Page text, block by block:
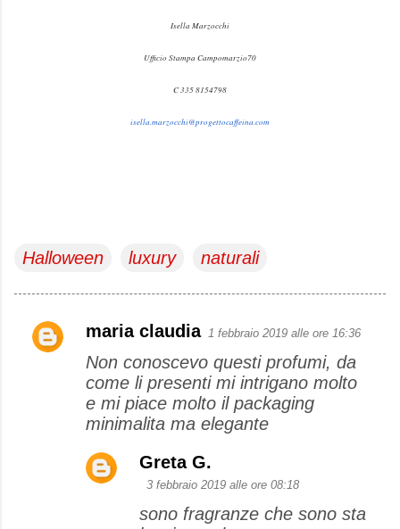
Isella Marzocchi
Ufficio Stampa Campomarzio70
C 335 8154798
isella.marzocchi@progettocaffeina.com
Halloween luxury naturali
C
maria claudia 1 febbraio 2019 alle ore 16:36
Non conoscevo questi profumi, da
come li presenti mi intrigano molto
e mi piace molto il packaging
minimalita ma elegante
Greta G.
3 febbraio 2019 alle ore 08:18
sono fragranze che sono sta